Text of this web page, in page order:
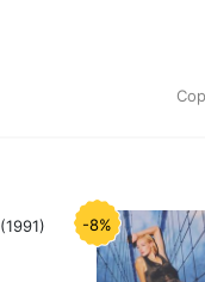
(1991) -8%